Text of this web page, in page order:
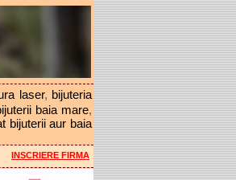
laser, bijuteria
baia mare,
bijuterii aur baia
INSCRIERE FIRMA